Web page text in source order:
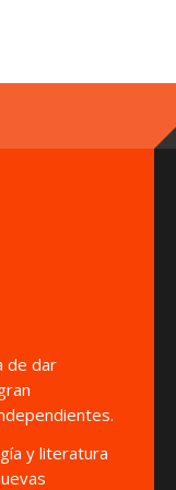
de dar
y literatura